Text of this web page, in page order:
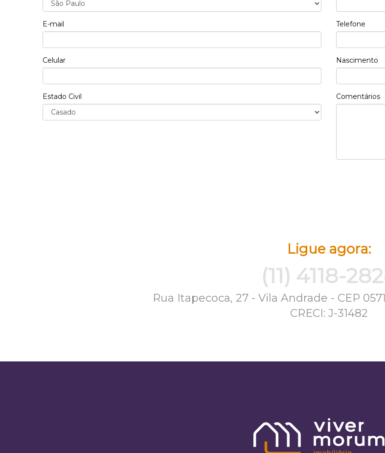
E-mail Telefone
Celular Nascimento
Estado Civil Comentários
Ligue agora:
(11) 4118-
Rua Itapecoca, 27 - Vila Andrade - CEP
CRECI: J-31482